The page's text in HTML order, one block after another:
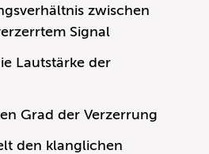
zwischen
Signal
Lautstärke der
Grad der Verzerrung
den klanglichen